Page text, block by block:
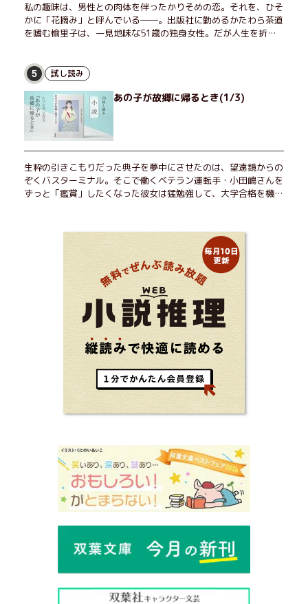
私の趣味は、男性との肉体を伴ったかりそめの恋。それを、ひそ
かに「花摘み」と呼んでいる──。出版社に勤めるかたわら茶道
を嗜む愉里子は、一見地味な51歳の独身女性。だが人生を折り
せる男が現れた。茶の湯の粋人、70歳の万江島だ。だが彼に
は、ある秘密があった……。自分の心と身体を偽らない女たちの
姿と、その連帯を描く。赤裸々にして切実な、セクシュアリティ
をめぐる物語。
5 試し読み
あの子が故郷に帰るとき(1/3)
生粋の引きこもりだった典子を夢中にさせたのは、望遠鏡からの
ぞくバスターミナル。そこで働くベテラン運転手・小田嶋さんを
ずっと「鑑賞」したくなった彼女は猛勉強して、大学合格を機に
る！ 地元が恋しくなったとき、どこか遠くへ逃げたいときは読
んで下さい。孤独を愛する人のお守りになる、くすっと、うるっ